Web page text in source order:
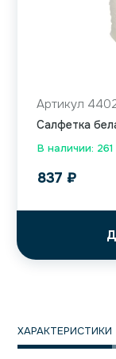
В наличии:
Артикул
Салфетка
837 ₽
ХАРАКТЕРИСТИКИ